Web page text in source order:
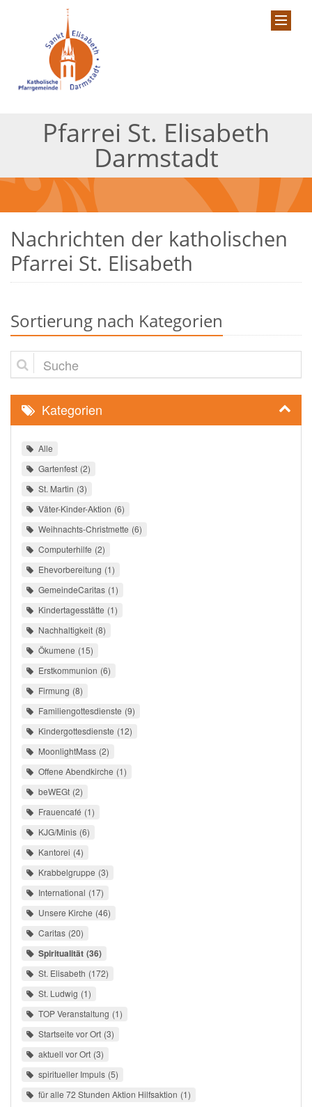
Pfarrei St. Elisabeth
Darmstadt
Nachrichten der katholischen
Pfarrei St. Elisabeth
Sortierung nach Kategorien
Suche
Kategorien
Alle
Gartenfest 2
St. Martin 3
Väter-Kinder-Aktion 6
Weihnachts-Christmette 6
Computerhilfe 2
Ehevorbereitung 1
GemeindeCaritas 1
Kindertagesstätte 1
Nachhaltigkeit 8
Ökumene 15
Erstkommunion 6
Firmung 8
Familiengottesdienste 9
Kindergottesdienste 12
MoonlightMass 2
Offene Abendkirche 1
beWEGt 2
Frauencafé 1
KJG/Minis 6
Kantorei 4
Krabbelgruppe 3
International 17
Unsere Kirche 46
Caritas 20
Spiritualität 36
St. Elisabeth 172
St. Ludwig 1
TOP Veranstaltung 1
Startseite vor Ort 3
aktuell vor Ort 3
spiritueller Impuls 5
für alle 72 Stunden Aktion Hilfsaktion 1